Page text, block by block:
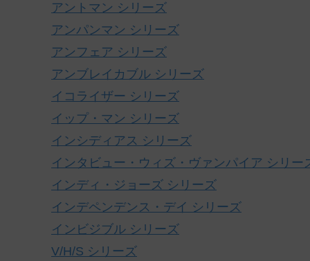
アントマン シリーズ
アンパンマン シリーズ
アンフェア シリーズ
アンブレイカブル シリーズ
イコライザー シリーズ
イップ・マン シリーズ
インシディアス シリーズ
インタビュー・ウィズ・ヴァンパイア シリー
インディ・ジョーズ シリーズ
インデペンデンス・デイ シリーズ
インビジブル シリーズ
V/H/S シリーズ